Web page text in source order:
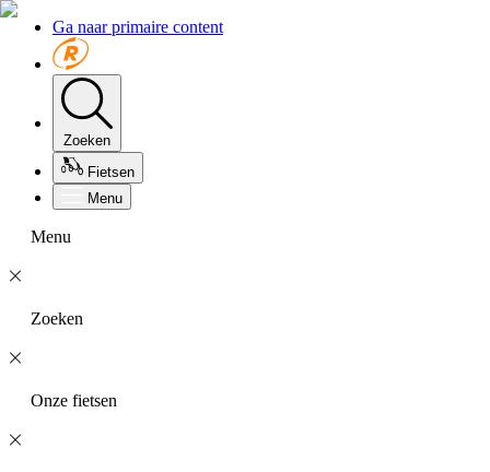
Ga naar primaire content
Zoeken
Fietsen
Menu
Menu
Zoeken
Onze fietsen